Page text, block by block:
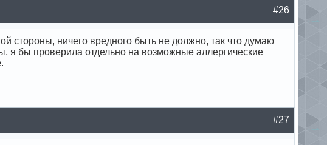
#26
стороны, ничего вредного быть не должно, так что думаю
я бы проверила отдельно на возможные аллергические
#27